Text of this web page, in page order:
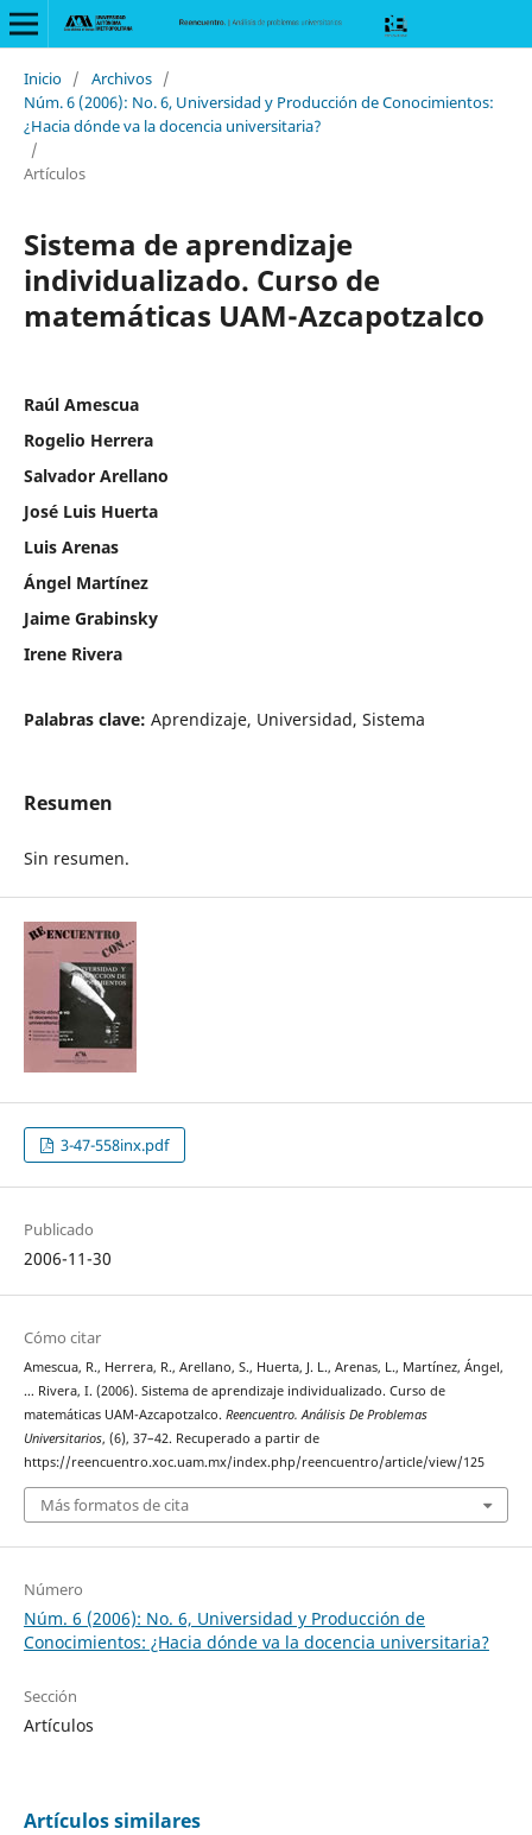
Inicio / Archivos /
Núm. 6 (2006): No. 6, Universidad y Producción de Conocimientos:
¿Hacia dónde va la docencia universitaria?
/
Artículos
Sistema de aprendizaje
individualizado. Curso de
matemáticas UAM-Azcapotzalco
Raúl Amescua
Rogelio Herrera
Salvador Arellano
José Luis Huerta
Luis Arenas
Ángel Martínez
Jaime Grabinsky
Irene Rivera
Palabras clave: Aprendizaje, Universidad, Sistema
Resumen
Sin resumen.
3-47-558inx.pdf
Publicado
2006-11-30
Cómo citar
Amescua, R., Herrera, R., Arellano, S., Huerta, J. L., Arenas, L., Martínez, Ángel,
… Rivera, I. (2006). Sistema de aprendizaje individualizado. Curso de
matemáticas UAM-Azcapotzalco. Reencuentro. Análisis De Problemas
Universitarios, (6), 37–42. Recuperado a partir de
https://reencuentro.xoc.uam.mx/index.php/reencuentro/article/view/125
Más formatos de cita
Número
Núm. 6 (2006): No. 6, Universidad y Producción de
Conocimientos: ¿Hacia dónde va la docencia universitaria?
Sección
Artículos
Artículos similares